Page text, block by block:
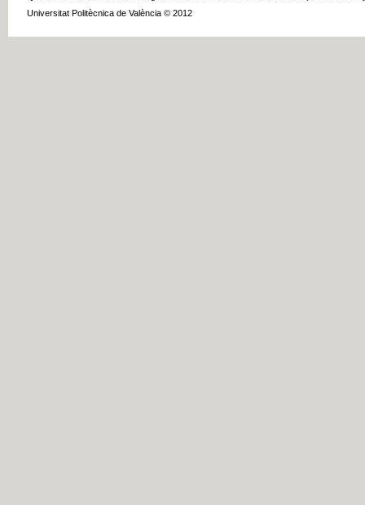
Universitat Politècnica de València © 2012